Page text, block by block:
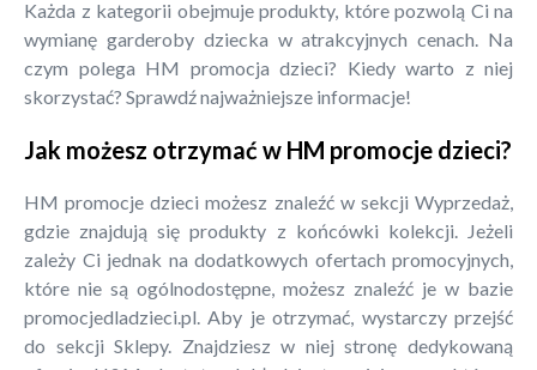
Każda z kategorii obejmuje produkty, które pozwolą Ci na
wymianę garderoby dziecka w atrakcyjnych cenach. Na
czym polega HM promocja dzieci? Kiedy warto z niej
skorzystać? Sprawdź najważniejsze informacje!
Jak możesz otrzymać w HM promocje dzieci?
HM promocje dzieci możesz znaleźć w sekcji Wyprzedaż,
gdzie znajdują się produkty z końcówki kolekcji. Jeżeli
zależy Ci jednak na dodatkowych ofertach promocyjnych,
które nie są ogólnodostępne, możesz znaleźć je w bazie
promocjedladzieci.pl. Aby je otrzymać, wystarczy przejść
do sekcji Sklepy. Znajdziesz w niej stronę dedykowaną